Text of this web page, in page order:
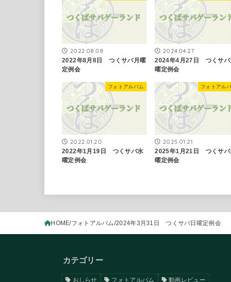
2022.08.08
2022年8月8日 つくサバ月曜
定例会
2024.04.27
2024年4月27日 つくサバ
曜定例会
フォトアルバム
2022.01.20
2022年1月19日 つくサバ水
曜定例会
フォトアル
2025.01.21
2025年1月21日 つくサバ
曜定例会
HOME フォトアルバム 2024年3月31日 つくサバ日曜定例会
カテゴリー
おしらせ フォトアルバム 動画レビュー